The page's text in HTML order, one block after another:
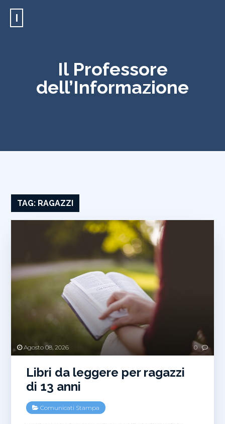
I
Il Professore
dell’Informazione
TAG: RAGAZZI
Agosto 08, 2026 0
Libri da leggere per ragazzi
di 13 anni
Comunicati Stampa